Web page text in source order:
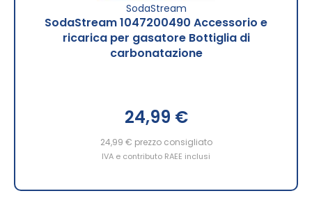
SodaStream
SodaStream 1047200490 Accessorio e
ricarica per gasatore Bottiglia di
carbonatazione
24,99 €
24,99 € prezzo consigliato
IVA e contributo RAEE inclusi